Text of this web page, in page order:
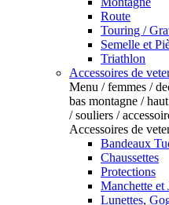
Route
Touring /
Semelle et
Triathlon
Accessoires de
Menu / femmes /
bas montagne /
/ souliers /
Accessoires de
Bandeaux
Chaussettes
Protections
Manchette et
Lunettes,